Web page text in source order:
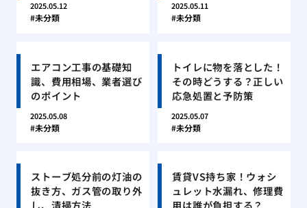
2025.05.12
未分類
2025.05.11
未分類
エアコン工事の基礎知
識、費用相場、業者選び
のポイント
2025.05.08
未分類
トイレに物を落とした！
その時どうする？正しい
応急処置と予防策
2025.05.07
未分類
ストーブ処分前の灯油の
抜き方、ガス管の取り外
賃貸VS持ち家！ウォシ
ュレット水漏れ、修理費